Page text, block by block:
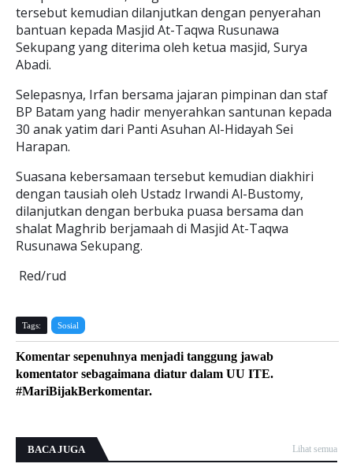
tersebut kemudian dilanjutkan dengan penyerahan
bantuan kepada Masjid At-Taqwa Rusunawa
Sekupang yang diterima oleh ketua masjid, Surya
Abadi.
Selepasnya, Irfan bersama jajaran pimpinan dan staf
BP Batam yang hadir menyerahkan santunan kepada
30 anak yatim dari Panti Asuhan Al-Hidayah Sei
Harapan.
Suasana kebersamaan tersebut kemudian diakhiri
dengan tausiah oleh Ustadz Irwandi Al-Bustomy,
dilanjutkan dengan berbuka puasa bersama dan
shalat Maghrib berjamaah di Masjid At-Taqwa
Rusunawa Sekupang.
Red/rud
Tags: Sosial
Komentar sepenuhnya menjadi tanggung jawab
komentator sebagaimana diatur dalam UU ITE.
#MariBijakBerkomentar.
BACA JUGA Lihat semua